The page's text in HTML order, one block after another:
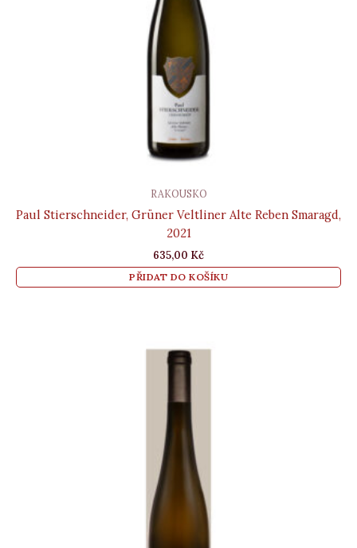
RAKOUSKO
Paul Stierschneider, Grüner Veltliner Alte Reben Smaragd,
2021
635,00 Kč
PŘIDAT DO KOŠÍKU